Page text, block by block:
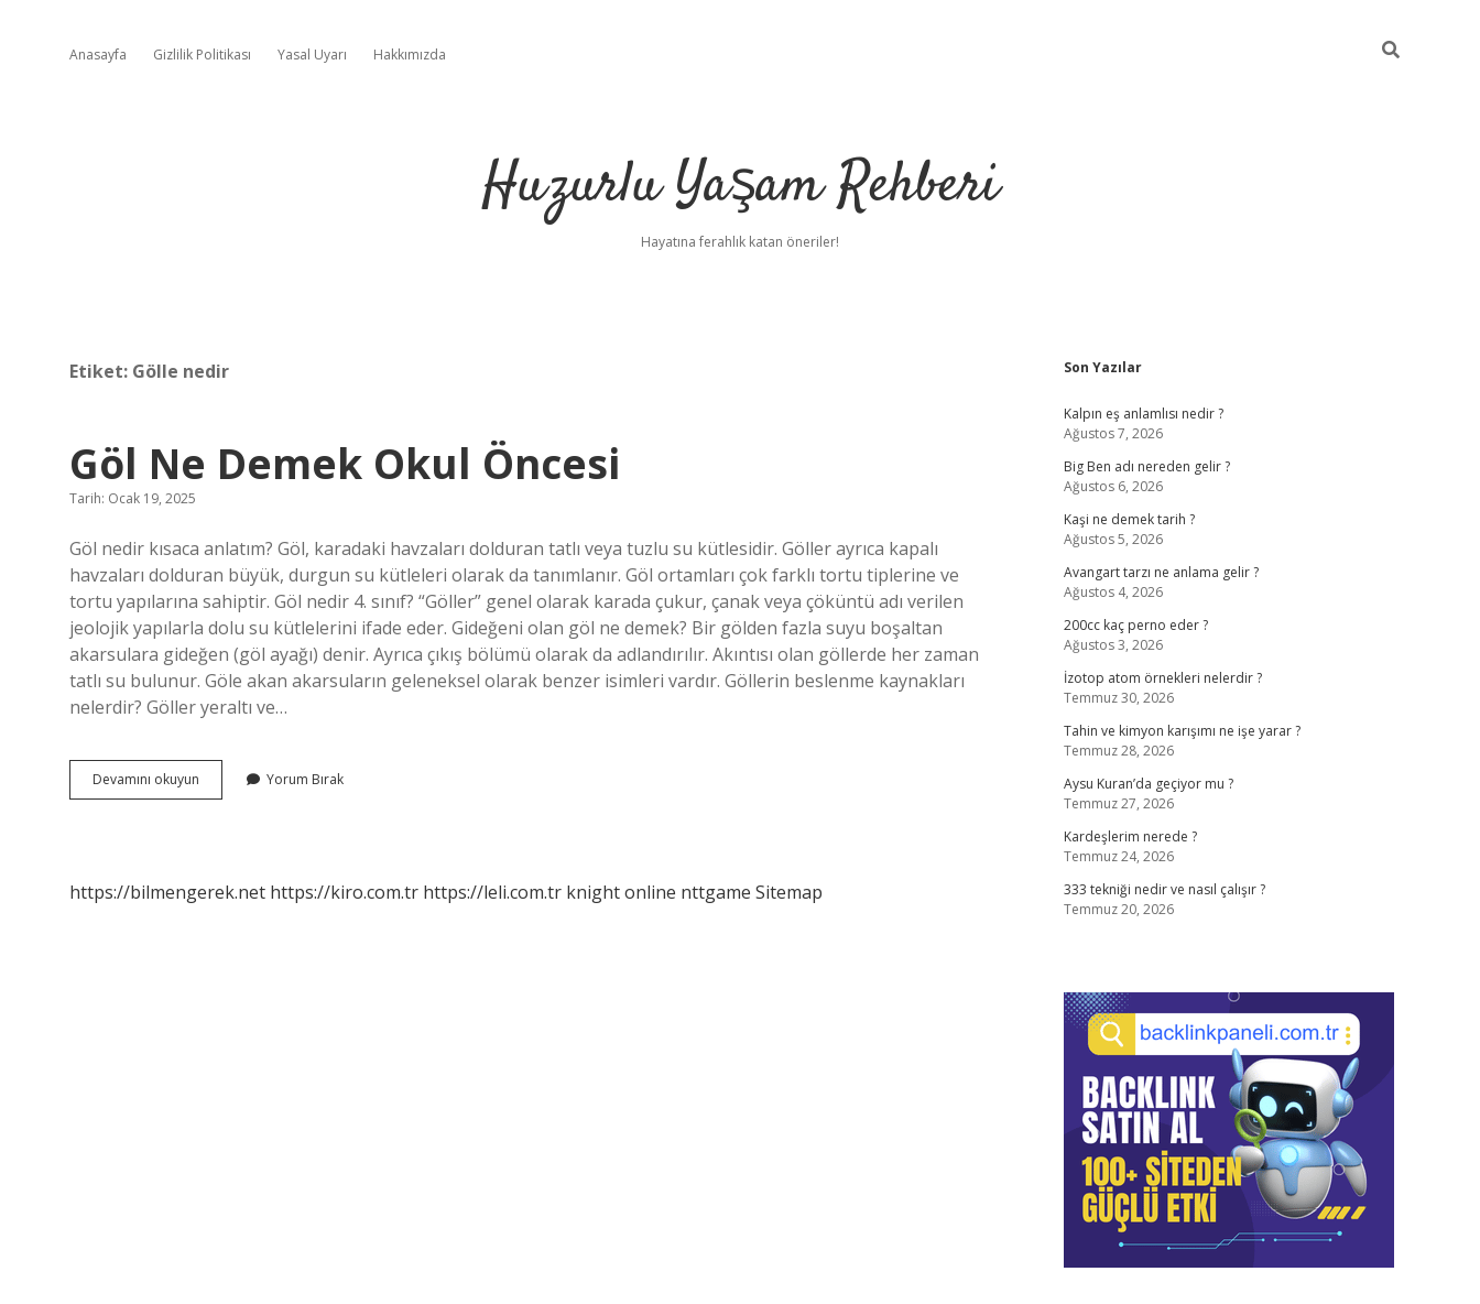
Anasayfa Gizlilik Politikası Yasal Uyarı Hakkımızda
Huzurlu Yaşam Rehberi
Hayatına ferahlık katan öneriler!
Etiket: Gölle nedir
Göl Ne Demek Okul Öncesi
Tarih: Ocak 19, 2025
Göl nedir kısaca anlatım? Göl, karadaki havzaları dolduran tatlı veya tuzlu su kütlesidir. Göller ayrıca kapalı
havzaları dolduran büyük, durgun su kütleleri olarak da tanımlanır. Göl ortamları çok farklı tortu tiplerine ve
tortu yapılarına sahiptir. Göl nedir 4. sınıf? “Göller” genel olarak karada çukur, çanak veya çöküntü adı verilen
jeolojik yapılarla dolu su kütlelerini ifade eder. Gideğeni olan göl ne demek? Bir gölden fazla suyu boşaltan
akarsulara gideğen (göl ayağı) denir. Ayrıca çıkış bölümü olarak da adlandırılır. Akıntısı olan göllerde her zaman
tatlı su bulunur. Göle akan akarsuların geleneksel olarak benzer isimleri vardır. Göllerin beslenme kaynakları
nelerdir? Göller yeraltı ve…
Devamını okuyun
Ne
Yorum Bırak
https://bilmengerek.net https://kiro.com.tr https://leli.com.tr knight online nttgame Sitemap
Sidebar
Son Yazılar
Kalpın eş anlamlısı nedir ?
Ağustos 7, 2026
Big Ben adı nereden gelir ?
Ağustos 6, 2026
Kaşi ne demek tarih ?
Ağustos 5, 2026
Avangart tarzı ne anlama gelir ?
Ağustos 4, 2026
200cc kaç perno eder ?
Ağustos 3, 2026
İzotop atom örnekleri nelerdir ?
Temmuz 30, 2026
Tahin ve kimyon karışımı ne işe yarar ?
Temmuz 28, 2026
Aysu Kuran’da geçiyor mu ?
Temmuz 27, 2026
Kardeşlerim nerede ?
Temmuz 24, 2026
333 tekniği nedir ve nasıl çalışır ?
Temmuz 20, 2026